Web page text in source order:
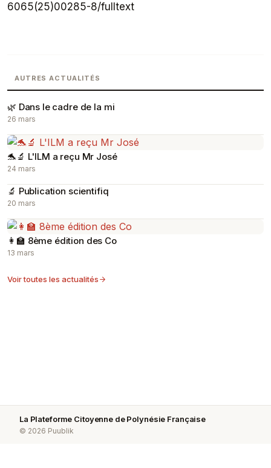
6065(25)00285-8/fulltext
AUTRES ACTUALITÉS
🌿 Dans le cadre de la mi
26 mars
🐬🔬 L'ILM a reçu Mr José
24 mars
🔬 Publication scientifiq
20 mars
👩‍🏫 8ème édition des Co
13 mars
Voir toutes les actualités
La Plateforme Citoyenne de Polynésie Française
© 2026 Puublik